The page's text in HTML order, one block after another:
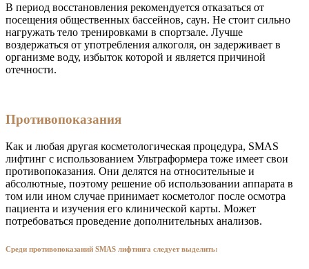
В период восстановления рекомендуется отказаться от
посещения общественных бассейнов, саун. Не стоит сильно
нагружать тело тренировками в спортзале. Лучше
воздержаться от употребления алкоголя, он задерживает в
организме воду, избыток которой и является причиной
отечности.
Противопоказания
Как и любая другая косметологическая процедура, SMAS
лифтинг с использованием Ультраформера тоже имеет свои
противопоказания. Они делятся на относительные и
абсолютные, поэтому решение об использовании аппарата в
том или ином случае принимает косметолог после осмотра
пациента и изучения его клинической карты. Может
потребоваться проведение дополнительных анализов.
Среди противопоказаний SMAS лифтинга следует выделить: